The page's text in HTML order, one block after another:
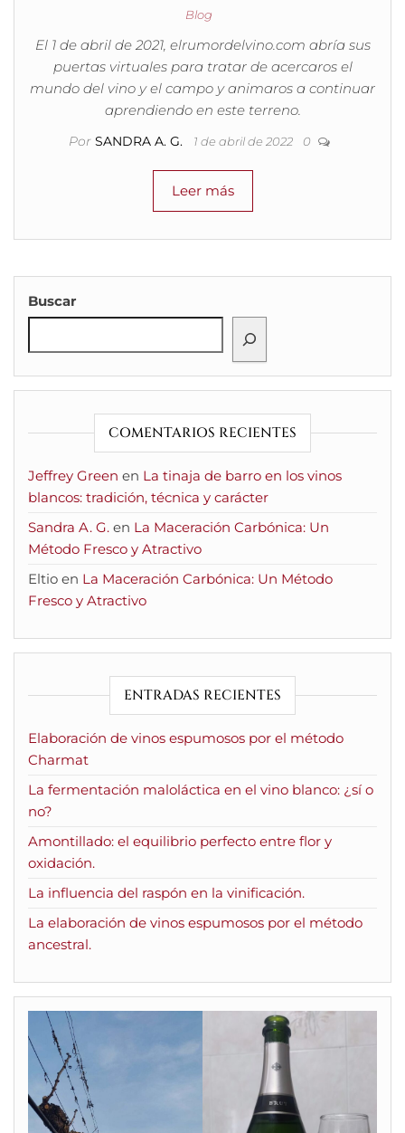
Blog
El 1 de abril de 2021, elrumordelvino.com abría sus
puertas virtuales para tratar de acercaros el
mundo del vino y el campo y animaros a continuar
aprendiendo en este terreno.
Por SANDRA A. G. 1 de abril de 2022 0
Leer más
Buscar
COMENTARIOS RECIENTES
Jeffrey Green en La tinaja de barro en los vinos
blancos: tradición, técnica y carácter
Sandra A. G. en La Maceración Carbónica: Un
Método Fresco y Atractivo
Eltio en La Maceración Carbónica: Un Método
Fresco y Atractivo
ENTRADAS RECIENTES
Elaboración de vinos espumosos por el método
Charmat
La fermentación maloláctica en el vino blanco: ¿sí o
no?
Amontillado: el equilibrio perfecto entre flor y
oxidación.
La influencia del raspón en la vinificación.
La elaboración de vinos espumosos por el método
ancestral.